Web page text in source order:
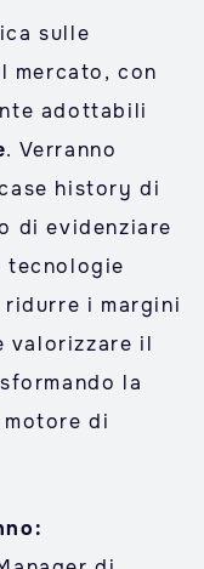
sulle
mercato, con
adottabili
. Verranno
history di
di evidenziare
tecnologie
ridurre i margini
valorizzare il
la
di